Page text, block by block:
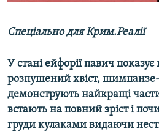
Спеціально для Крим.Реалії
У стані ейфорії павич показує
розпушений хвіст,
демонструють найкращі
встають на повний зріст і
груди кулаками видаючи